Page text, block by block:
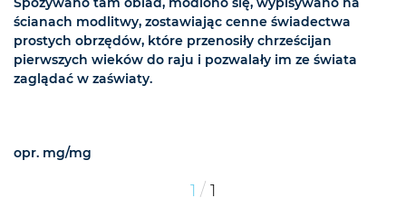
ścianach modlitwy, zostawiając cenne świadectwa
prostych obrzędów, które przenosiły chrześcijan
pierwszych wieków do raju i pozwalały im ze świata
zaglądać w zaświaty.
opr. mg/mg
1 / 1